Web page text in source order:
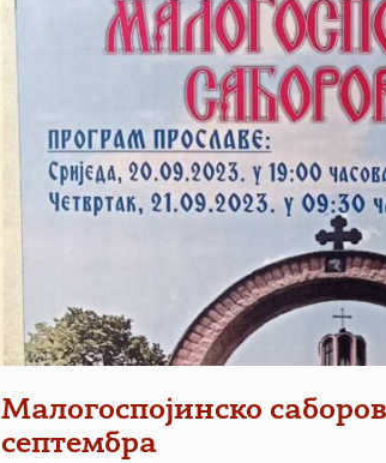
Малогоспојинско
септембра